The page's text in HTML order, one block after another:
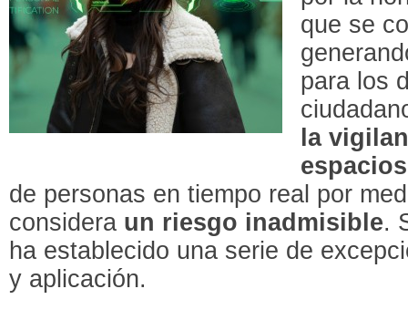
que se
para los
la
de personas en tiempo real por
considera un riesgo inadmisible.
ha establecido una serie de
y aplicación.